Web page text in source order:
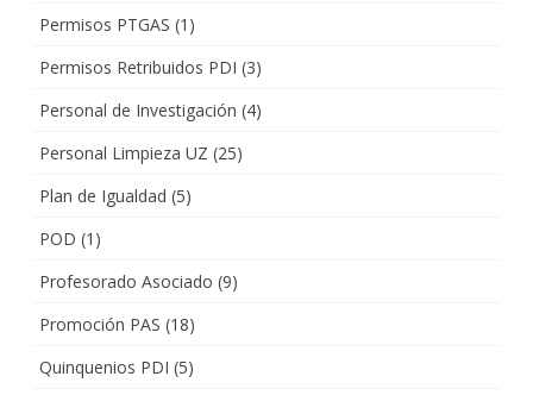
Permisos PTGAS (1)
Permisos Retribuidos PDI (3)
Personal de Investigación (4)
Personal Limpieza UZ (25)
Plan de Igualdad (5)
POD (1)
Profesorado Asociado (9)
Promoción PAS (18)
Quinquenios PDI (5)